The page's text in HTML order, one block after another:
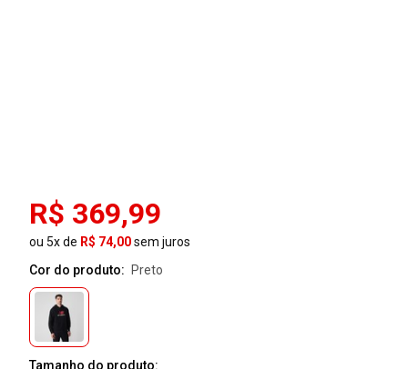
R$ 369,99
ou 5x de R$ 74,00sem juros
Cor do produto:
preto
Tamanho do produto: